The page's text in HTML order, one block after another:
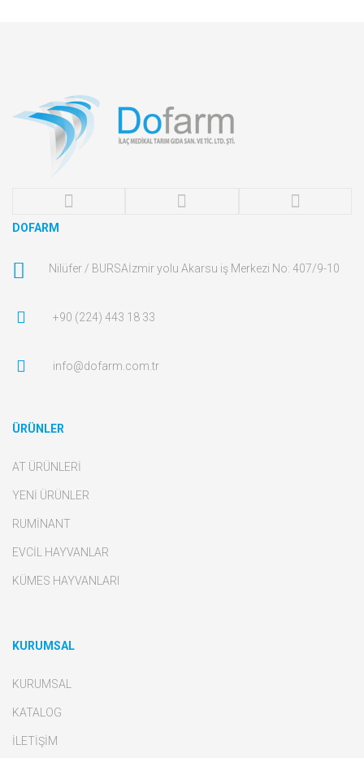
DOFARM
İzmir yolu Akarsu iş Merkezi No: 407/9-10
Nilüfer / BURSA
+90 (224) 443 18 33
info@dofarm.com.tr
ÜRÜNLER
AT ÜRÜNLERİ
YENİ ÜRÜNLER
RUMİNANT
EVCİL HAYVANLAR
KÜMES HAYVANLARI
KURUMSAL
KURUMSAL
KATALOG
İLETİŞİM